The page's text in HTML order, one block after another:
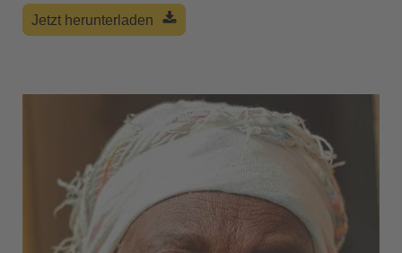
Jetzt herunterladen